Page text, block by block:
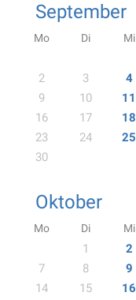
September
Mo Di Mi
2
3 4
9
10 11
16
17 18
23
24 25
30
Oktober
Mo Di Mi
1 2
7
8 9
14
15 16